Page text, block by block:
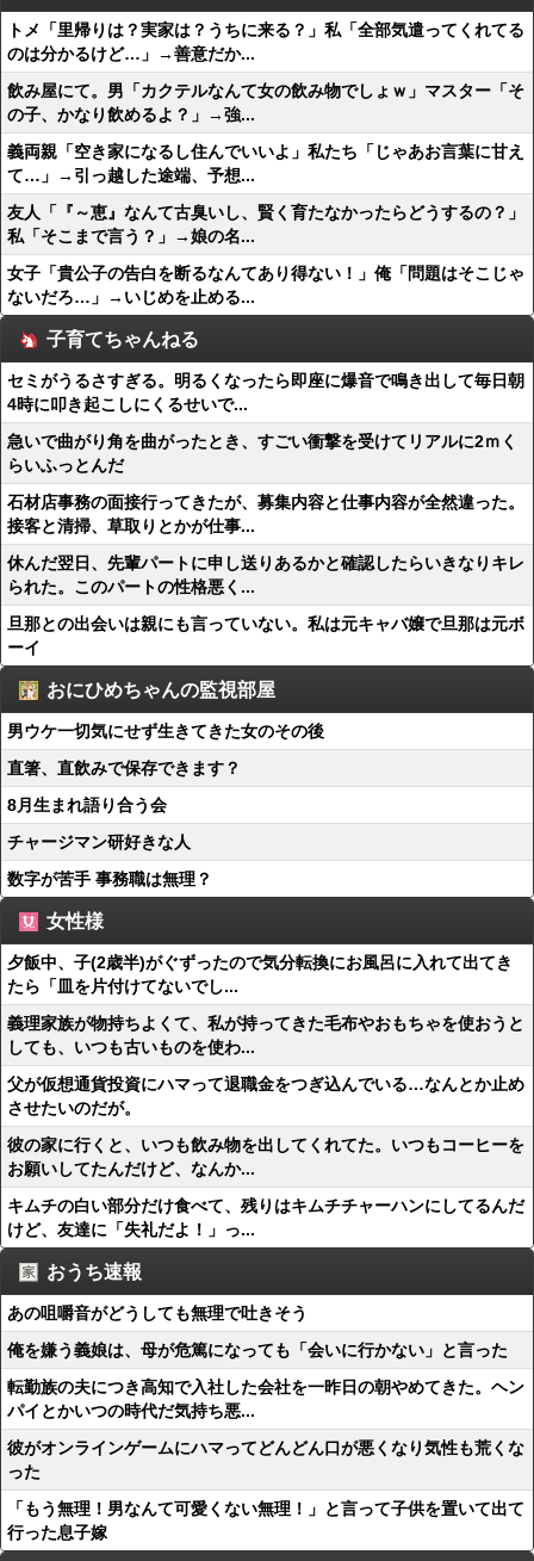
トメ「里帰りは？実家は？うちに来る？」私「全部気遣ってくれてる
のは分かるけど…」→善意だか...
飲み屋にて。男「カクテルなんて女の飲み物でしょｗ」マスター「そ
の子、かなり飲めるよ？」→強...
義両親「空き家になるし住んでいいよ」私たち「じゃあお言葉に甘え
て…」→引っ越した途端、予想...
友人「『～恵』なんて古臭いし、賢く育たなかったらどうするの？」
私「そこまで言う？」→娘の名...
女子「貴公子の告白を断るなんてあり得ない！」俺「問題はそこじゃ
ないだろ…」→いじめを止める...
子育てちゃんねる
セミがうるさすぎる。明るくなったら即座に爆音で鳴き出して毎日朝
4時に叩き起こしにくるせいで...
急いで曲がり角を曲がったとき、すごい衝撃を受けてリアルに2ｍく
らいふっとんだ
石材店事務の面接行ってきたが、募集内容と仕事内容が全然違った。
接客と清掃、草取りとかが仕事...
休んだ翌日、先輩パートに申し送りあるかと確認したらいきなりキレ
られた。このパートの性格悪く...
旦那との出会いは親にも言っていない。私は元キャバ嬢で旦那は元ボ
ーイ
おにひめちゃんの監視部屋
男ウケ一切気にせず生きてきた女のその後
直箸、直飲みで保存できます？
8月生まれ語り合う会
チャージマン研好きな人
数字が苦手 事務職は無理？
女性様
夕飯中、子(2歳半)がぐずったので気分転換にお風呂に入れて出てき
たら「皿を片付けてないでし...
義理家族が物持ちよくて、私が持ってきた毛布やおもちゃを使おうと
しても、いつも古いものを使わ...
父が仮想通貨投資にハマって退職金をつぎ込んでいる…なんとか止め
させたいのだが。
彼の家に行くと、いつも飲み物を出してくれてた。いつもコーヒーを
お願いしてたんだけど、なんか...
キムチの白い部分だけ食べて、残りはキムチチャーハンにしてるんだ
けど、友達に「失礼だよ！」っ...
おうち速報
あの咀嚼音がどうしても無理で吐きそう
俺を嫌う義娘は、母が危篤になっても「会いに行かない」と言った
転勤族の夫につき高知で入社した会社を一昨日の朝やめてきた。ヘン
パイとかいつの時代だ気持ち悪...
彼がオンラインゲームにハマってどんどん口が悪くなり気性も荒くな
った
「もう無理！男なんて可愛くない無理！」と言って子供を置いて出て
行った息子嫁